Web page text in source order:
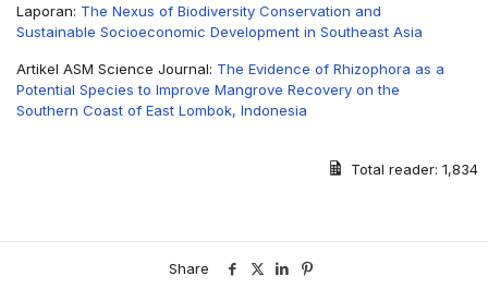
Laporan: The Nexus of Biodiversity Conservation and
Sustainable Socioeconomic Development in Southeast Asia
Artikel ASM Science Journal: The Evidence of Rhizophora as a
Potential Species to Improve Mangrove Recovery on the
Southern Coast of East Lombok, Indonesia
Total reader: 1,834
Share